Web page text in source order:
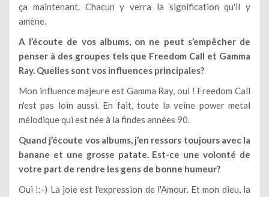
ça maintenant. Chacun y verra la signification qu'il y
amène.
A l’écoute de vos albums, on ne peut s’empêcher de
penser à des groupes tels que Freedom Call et Gamma
Ray. Quelles sont vos influences principales?
Mon influence majeure est Gamma Ray, oui ! Freedom Call
n'est pas loin aussi. En fait, toute la veine power metal
mélodique qui est née à la findes années 90.
Quand j’écoute vos albums, j’en ressors toujours avec la
banane et une grosse patate. Est-ce une volonté de
votre part de rendre les gens de bonne humeur?
Oui !:-) La joie est l'expression de l'Amour. Et mon dieu, la